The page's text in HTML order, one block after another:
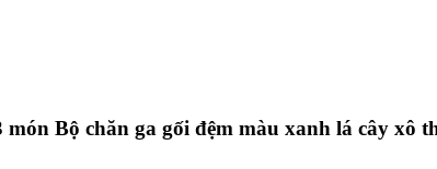
Bộ chăn ga gối đệm màu xanh lá cây xô